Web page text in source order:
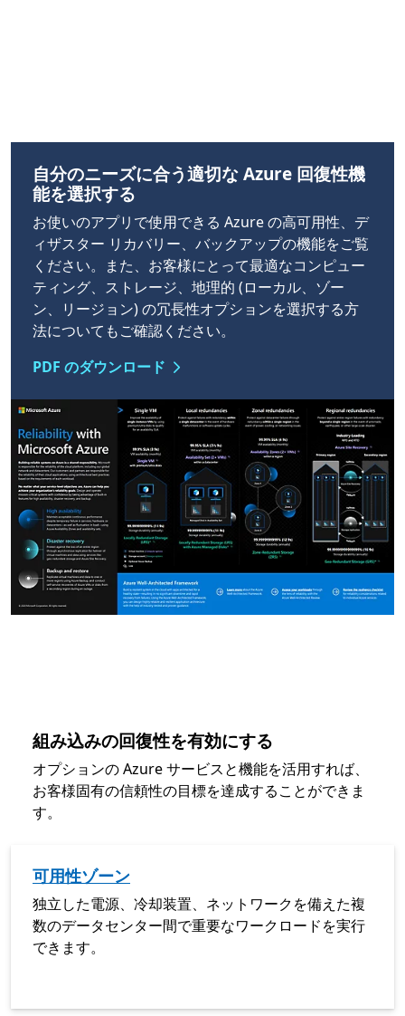
自分のニーズに合う適切な Azure 回復性機
能を選択する
お使いのアプリで使用できる Azure の高可用性、デ
ィザスター リカバリー、バックアップの機能をご覧
ください。また、お客様にとって最適なコンピュー
ティング、ストレージ、地理的 (ローカル、ゾー
ン、リージョン) の冗長性オプションを選択する方
法についてもご確認ください。
PDF のダウンロード
組み込みの回復性を有効にする
オプションの Azure サービスと機能を活用すれば、
お客様固有の信頼性の目標を達成することができま
す。
可用性ゾーン
独立した電源、冷却装置、ネットワークを備えた複
数のデータセンター間で重要なワークロードを実行
できます。